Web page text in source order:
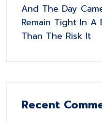
And The Day
Remain Tight In A
Than The Risk It
Recent